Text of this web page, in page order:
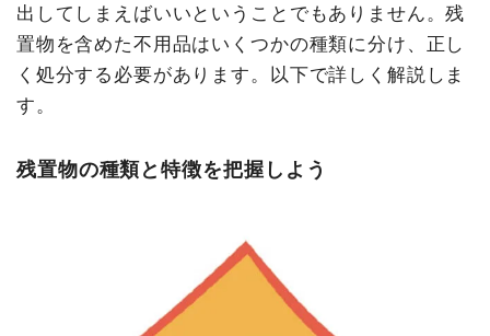
出してしまえばいいということでもありません。残
置物を含めた不用品はいくつかの種類に分け、正し
く処分する必要があります。以下で詳しく解説しま
す。
残置物の種類と特徴を把握しよう